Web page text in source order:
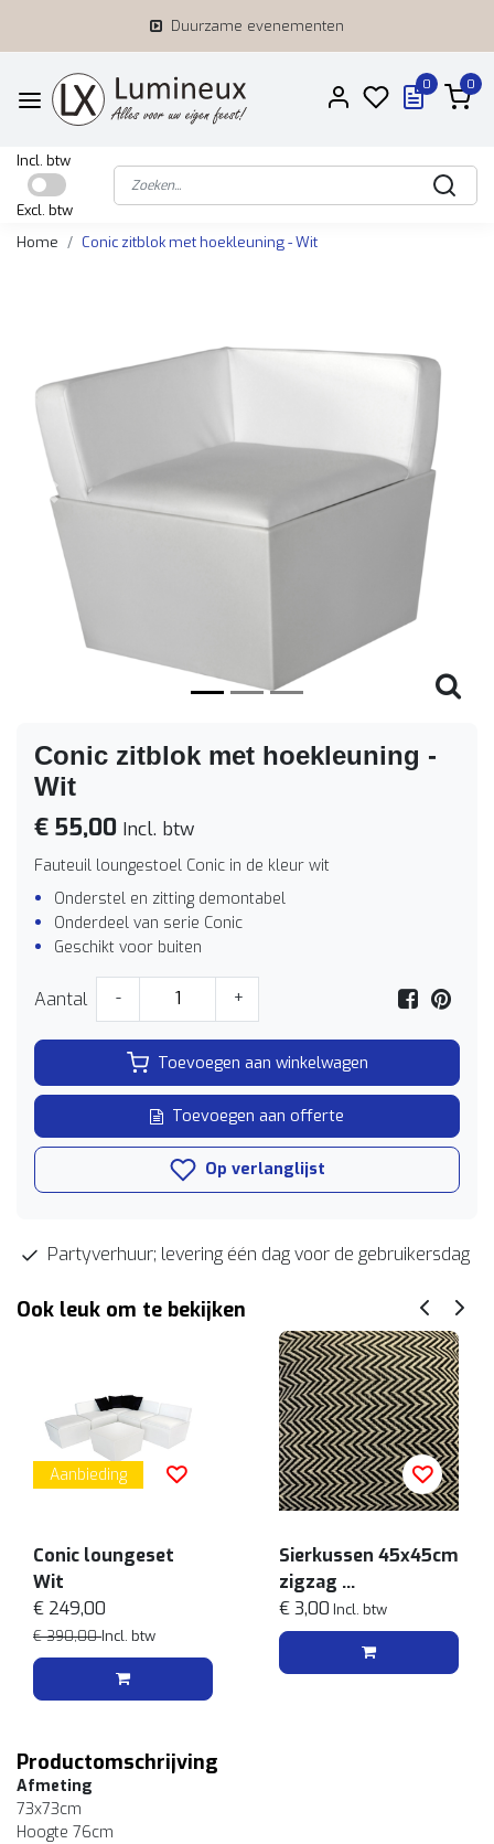
Duurzame evenementen
0 0
Incl. btw
Excl. btw
Home
Conic zitblok met hoekleuning - Wit
Vorige
Conic zitblok met hoekleuning -
Wit
€ 55,00 Incl. btw
Fauteuil loungestoel Conic in de kleur wit
Onderstel en zitting demontabel
Onderdeel van serie Conic
Geschikt voor buiten
Aantal - +
Toevoegen aan winkelwagen
Toevoegen aan offerte
Op verlanglijst
Partyverhuur; levering één dag voor de gebruikersdag
Ook leuk om te bekijken
Aanbieding
Conic loungeset
Wit
€ 249,00
€ 390,00Incl. btw
Sierkussen 45x45cm
zigzag
Zwart wit
€ 3,00 Incl. btw
Productomschrijving
Afmeting
73x73cm
Hoogte 76cm